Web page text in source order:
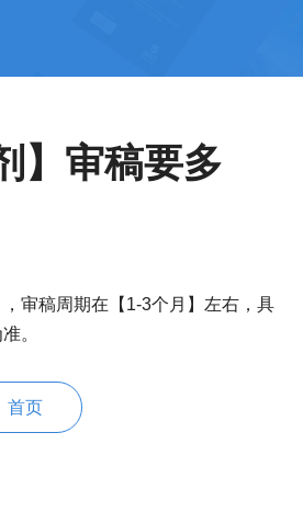
】审稿要多
审稿周期在【1-3个月】左右，具
。
首页